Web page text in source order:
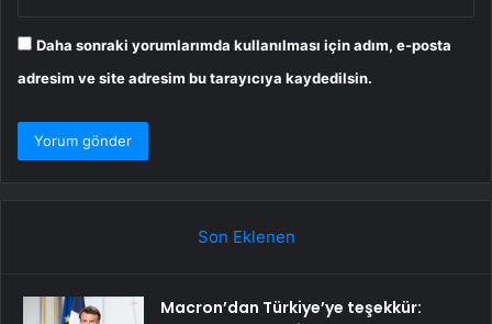
Daha sonraki yorumlarımda kullanılması için adım, e-posta
adresim ve site adresim bu tarayıcıya kaydedilsin.
Son Eklenen
Macron’dan Türkiye’ye teşekkür: